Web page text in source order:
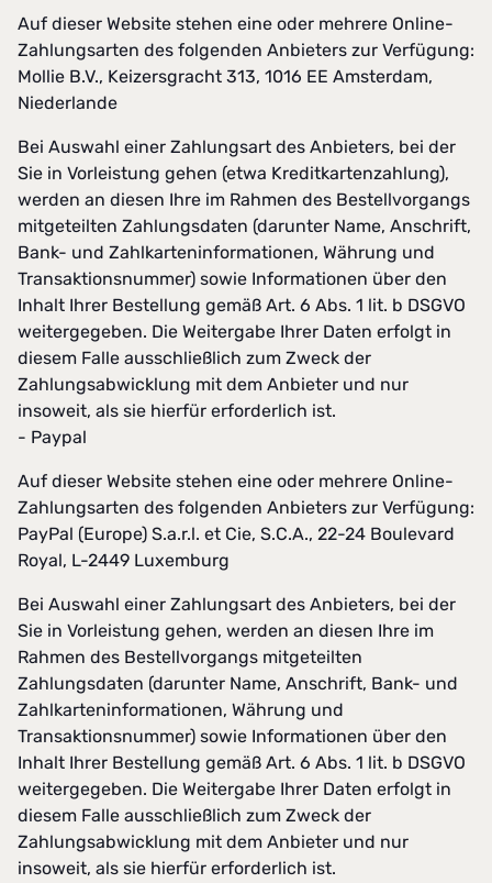
Auf dieser Website stehen eine oder mehrere Online-
Zahlungsarten des folgenden Anbieters zur Verfügung:
Mollie B.V., Keizersgracht 313, 1016 EE Amsterdam,
Niederlande
Bei Auswahl einer Zahlungsart des Anbieters, bei der
Sie in Vorleistung gehen (etwa Kreditkartenzahlung),
werden an diesen Ihre im Rahmen des Bestellvorgangs
mitgeteilten Zahlungsdaten (darunter Name, Anschrift,
Bank- und Zahlkarteninformationen, Währung und
Transaktionsnummer) sowie Informationen über den
Inhalt Ihrer Bestellung gemäß Art. 6 Abs. 1 lit. b DSGVO
weitergegeben. Die Weitergabe Ihrer Daten erfolgt in
diesem Falle ausschließlich zum Zweck der
Zahlungsabwicklung mit dem Anbieter und nur
insoweit, als sie hierfür erforderlich ist.
- Paypal
Auf dieser Website stehen eine oder mehrere Online-
Zahlungsarten des folgenden Anbieters zur Verfügung:
PayPal (Europe) S.a.r.l. et Cie, S.C.A., 22-24 Boulevard
Royal, L-2449 Luxemburg
Bei Auswahl einer Zahlungsart des Anbieters, bei der
Sie in Vorleistung gehen, werden an diesen Ihre im
Rahmen des Bestellvorgangs mitgeteilten
Zahlungsdaten (darunter Name, Anschrift, Bank- und
Zahlkarteninformationen, Währung und
Transaktionsnummer) sowie Informationen über den
Inhalt Ihrer Bestellung gemäß Art. 6 Abs. 1 lit. b DSGVO
weitergegeben. Die Weitergabe Ihrer Daten erfolgt in
diesem Falle ausschließlich zum Zweck der
Zahlungsabwicklung mit dem Anbieter und nur
insoweit, als sie hierfür erforderlich ist.